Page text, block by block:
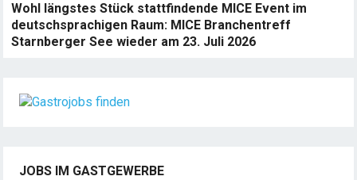
Wohl längstes Stück stattfindende MICE Event im
deutschsprachigen Raum: MICE Branchentreff
Starnberger See wieder am 23. Juli 2026
JOBS IM GASTGEWERBE